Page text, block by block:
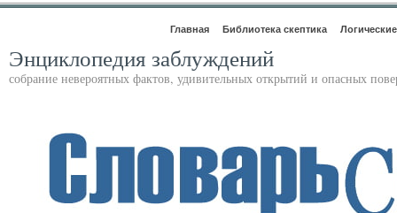
Главная Библиотека скептика
Энциклопедия заблуждений
собрание невероятных фактов, удивительных открытий и опасных